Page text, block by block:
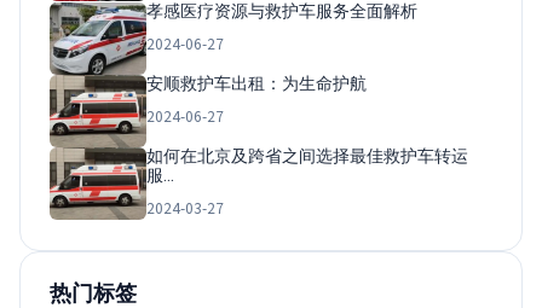
孝感医疗资源与救护车服务全面解析
2024-06-27
安顺救护车出租：为生命护航
2024-06-27
如何在北京及跨省之间选择最佳救护车转运
服…
2024-03-27
热门标签